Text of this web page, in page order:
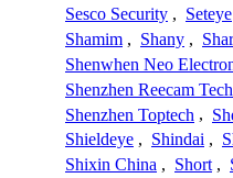
Sesco Security , Seteye
Shamim , Shany ,
Shenwhen Neo
Shenzhen Reecam
Shenzhen Toptech ,
Shieldeye , Shindai ,
Shixin China , Short ,